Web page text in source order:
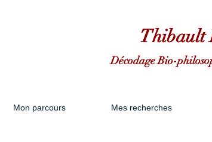
Thibault
Décodage Bio-
Mon parcours Mes recherches